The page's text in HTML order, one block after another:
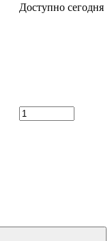
Доступно сегодня